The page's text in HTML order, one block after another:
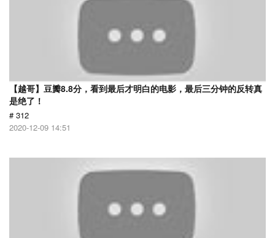
【越哥】豆瓣8.8分，看到最后才明白的电影，最后三分钟的反转真
是绝了！
# 312
2020-12-09 14:51